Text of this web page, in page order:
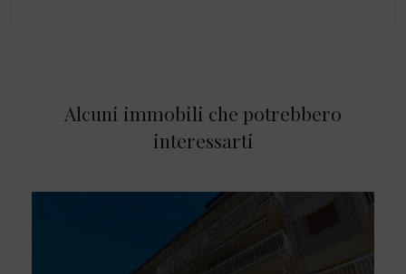
Alcuni immobili che potrebbero
interessarti